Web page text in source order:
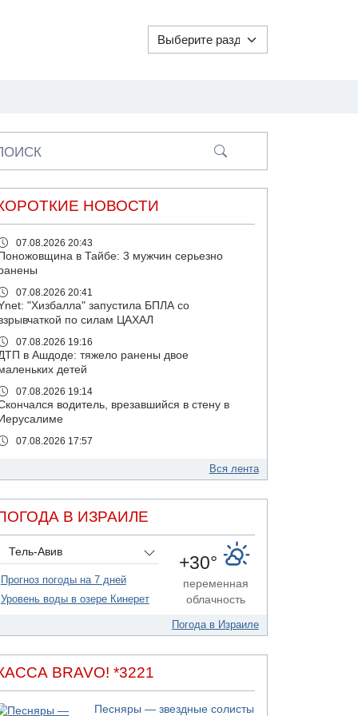
НОВОСТИ
07.08.2026 20:43
Поножовщина в Тайбе: 3 мужчин серьезно
07.08.2026 20:41
"Хизбалла" запустила БПЛА со
по силам ЦАХАЛ
07.08.2026 19:16
в Ашдоде: тяжело ранены двое
детей
07.08.2026 19:14
водитель, врезавшийся в стену в
Иерусалиме
07.08.2026 17:57
подозреваемого в коррупционных
с Йоавом Элиаси
07.08.2026 17:51
БАГАЦ отказался заморозить лишение
налоговых льгот для уклонистов-харедим
07.08.2026 17:48
В Иерусалиме водитель врезался в забор и
07.08.2026 13:47
армия сообщила о ранении
Вся лента
В ИЗРАИЛЕ
Тель-Авив
Прогноз погоды на 7 дней
Уровень воды в озере Кинерет
+30°
переменная
облачность
Погода в Израиле
BRAVO! *3221
Песняры — звездные солисты